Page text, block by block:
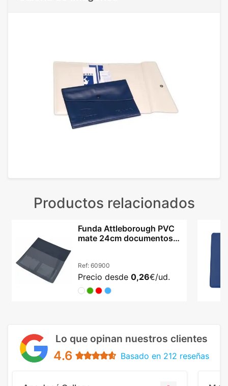
Productos relacionados
Funda Attleborough PVC
mate 24cm documentos
Ref: 60900
Precio desde 0,26€/ud.
Lo que opinan nuestros clientes
4.6 Basado en 212 reseñas